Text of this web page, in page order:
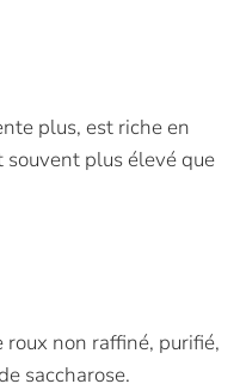
plus, est riche en
souvent plus élevé que
roux non raffiné, purifié,
saccharose.